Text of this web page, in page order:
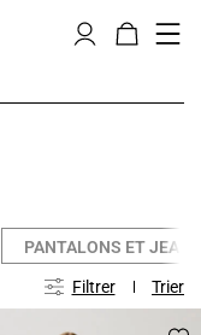
PANTALONS ET JEANS
Filtrer Trier